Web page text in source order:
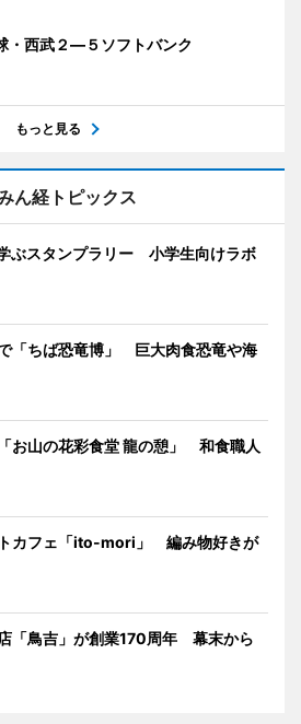
・西武２―５ソフトバンク
もっと見る
ん経トピックス
ぶスタンプラリー 小学生向けラボ
「ちば恐竜博」 巨大肉食恐竜や海
お山の花彩食堂 龍の憩」 和食職人
カフェ「ito-mori」 編み物好きが
「鳥吉」が創業170周年 幕末から